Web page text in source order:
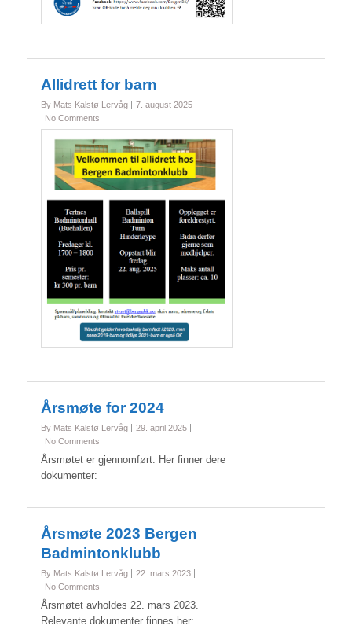
Allidrett for barn
By Mats Kalstø Lervåg
7. august 2025
No Comments
Årsmøte for 2024
By Mats Kalstø Lervåg
29. april 2025
No Comments
Årsmøtet er gjennomført. Her finner dere
dokumenter:
Årsmøte 2023 Bergen
Badmintonklubb
By Mats Kalstø Lervåg
22. mars 2023
No Comments
Årsmøtet avholdes 22. mars 2023.
Relevante dokumenter finnes her: